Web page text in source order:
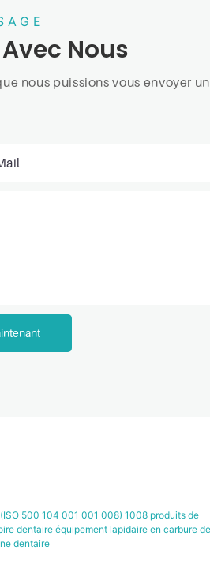
Nous
nous puissions vous envoyer